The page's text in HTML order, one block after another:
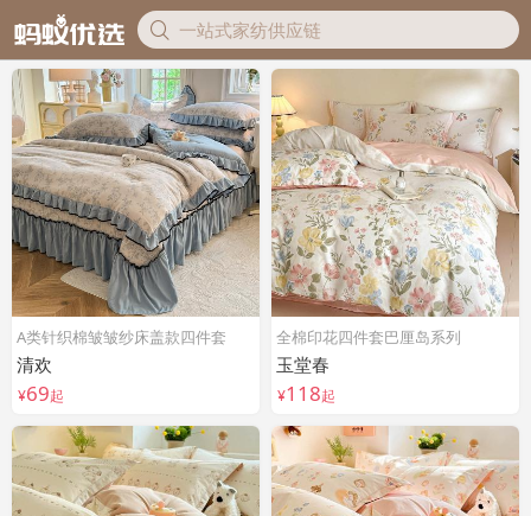
A类针织棉皱皱纱床盖款四件套
清欢
¥69起
全棉印花四件套巴厘岛系列
玉堂春
¥118起